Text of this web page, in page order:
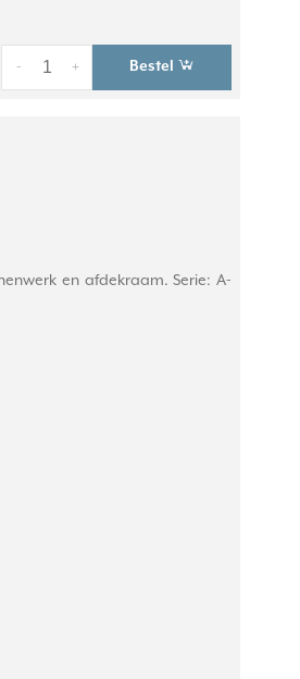
+
- Bestel
en afdekraam. Serie: A-